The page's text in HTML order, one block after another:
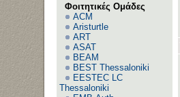
Φοιτητικές Ομάδες
ACM
Aristurtle
ART
ASAT
BEAM
BEST Thessaloniki
EESTEC LC
Thessaloniki